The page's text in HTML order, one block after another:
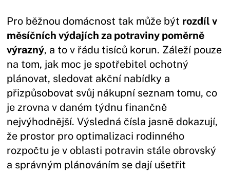
Pro běžnou domácnost tak může být rozdíl v
měsíčních výdajích za potraviny poměrně
výrazný, a to v řádu tisíců korun. Záleží pouze
na tom, jak moc je spotřebitel ochotný
plánovat, sledovat akční nabídky a
přizpůsobovat svůj nákupní seznam tomu, co
je zrovna v daném týdnu finančně
nejvýhodnější. Výsledná čísla jasně dokazují,
že prostor pro optimalizaci rodinného
rozpočtu je v oblasti potravin stále obrovský
a správným plánováním se dají ušetřit